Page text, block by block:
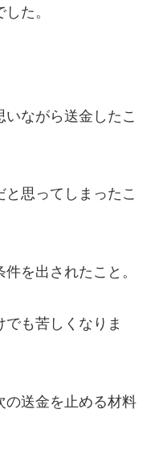
た。
ながら送金したこ
思ってしまったこ
を出されたこと。
も苦しくなりま
の送金を止める材料